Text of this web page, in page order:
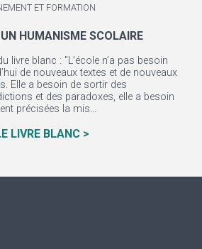
ET FORMATION
HUMANISME SCOLAIRE
livre blanc : "L’école n’a pas besoin
de nouveaux textes et de nouveaux
Elle a besoin de sortir des
et des paradoxes, elle a besoin
précisées la mis...
LIVRE BLANC >